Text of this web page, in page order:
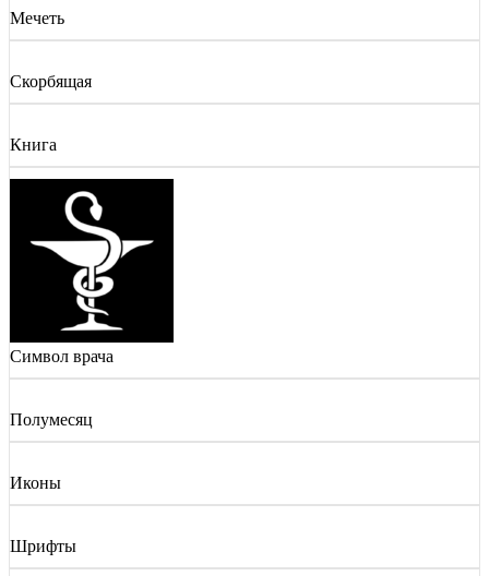
Мечеть
Скорбящая
Книга
Символ врача
Полумесяц
Иконы
Шрифты